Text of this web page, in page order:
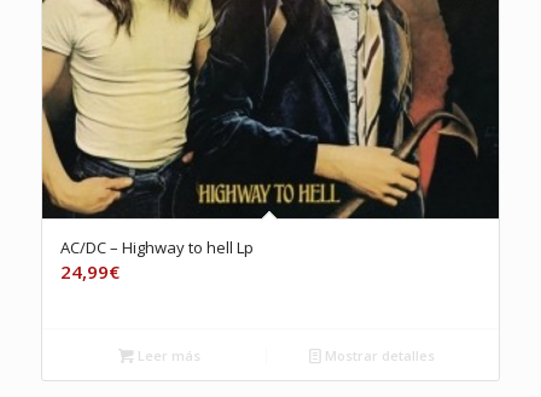
AC/DC – Highway to hell Lp
24,99€
Leer más Mostrar detalles